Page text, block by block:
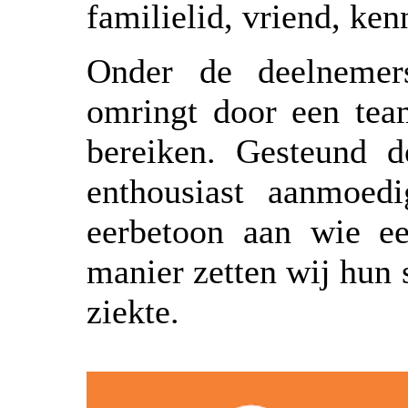
familielid, vriend,
Onder de
omringt door een
bereiken. Gesteund
enthousiast
eerbetoon aan wie
manier zetten wij hun
ziekte.